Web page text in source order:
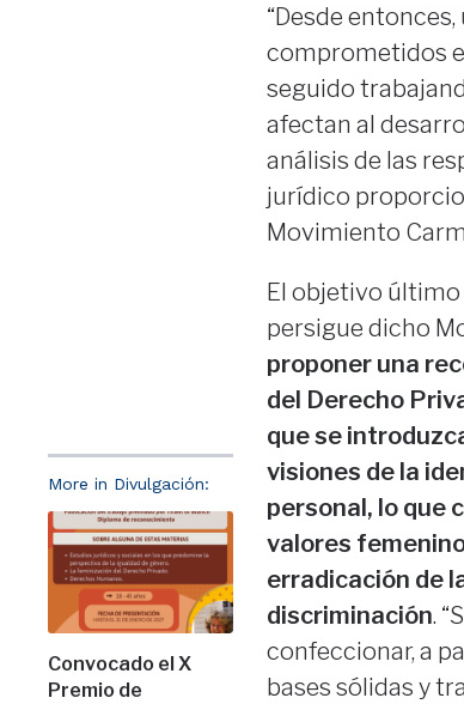
More in Divulgación:
Convocado el X
Premio de
“Desde
comprometidos
seguido
afectan al
análisis de las
jurídico
Movimiento
El objetivo último
persigue dicho
proponer una
del Derecho
que se
visiones de la
personal, lo que
valores
erradicación de
discriminación.
confeccionar, a
bases sólidas y